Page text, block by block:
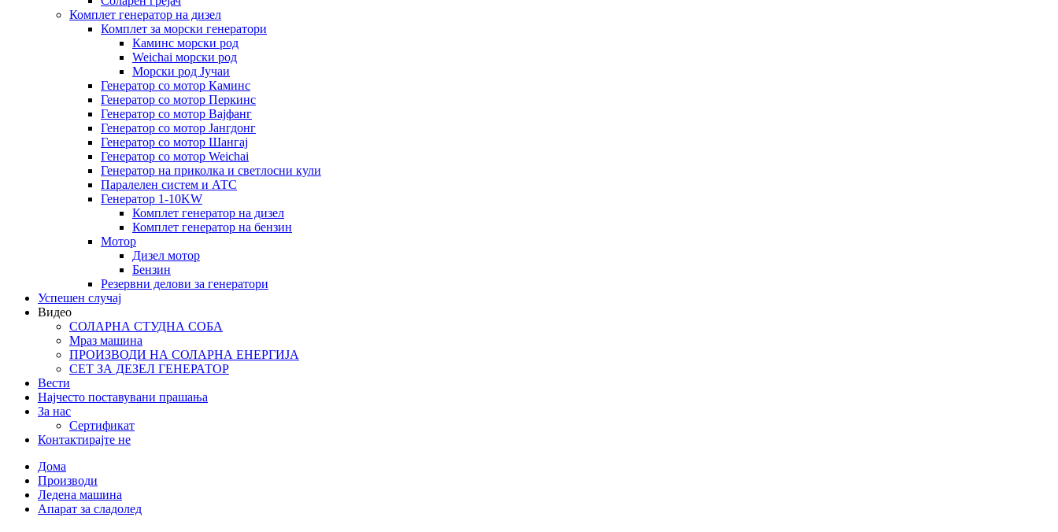
Комплет генератор на дизел
Комплет за морски генератори
Каминс морски род
Weichai морски род
Морски род Јучаи
Генератор со мотор Каминс
Генератор со мотор Перкинс
Генератор со мотор Вајфанг
Генератор со мотор Јангдонг
Генератор со мотор Шангај
Генератор со мотор Weichai
Генератор на приколка и светлосни кули
Паралелен систем и АТС
Генератор 1-10KW
Комплет генератор на дизел
Комплет генератор на бензин
Мотор
Дизел мотор
Бензин
Резервни делови за генератори
Успешен случај
Видео
СОЛАРНА СТУДНА СОБА
Мраз машина
ПРОИЗВОДИ НА СОЛАРНА ЕНЕРГИЈА
СЕТ ЗА ДЕЗЕЛ ГЕНЕРАТОР
Вести
Најчесто поставувани прашања
За нас
Сертификат
Контактирајте не
Дома
Производи
Ледена машина
Апарат за сладолед